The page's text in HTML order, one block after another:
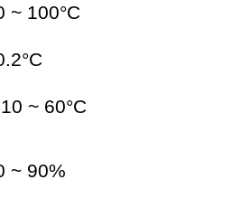
~ 100°C
°C
~ 60°C
~ 90%